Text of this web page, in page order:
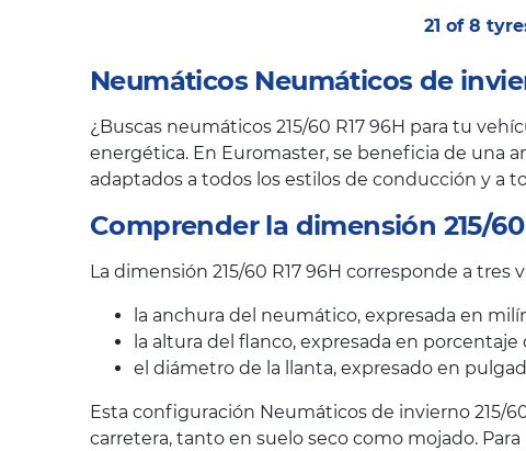
21 of 8
Neumáticos Neumáticos de
¿Buscas neumáticos 215/60 R17 96H para tu
energética. En Euromaster, se beneficia de una
adaptados a todos los estilos de conducción y a
Comprender la dimensión 215/60
La dimensión 215/60 R17 96H corresponde a
la anchura del neumático, expresada en
la altura del flanco, expresada en porcentaje
el diámetro de la llanta, expresado en
Esta configuración Neumáticos de invierno 215/
carretera, tanto en suelo seco como mojado.